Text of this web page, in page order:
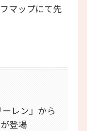
マップにて先
レン』から
登場